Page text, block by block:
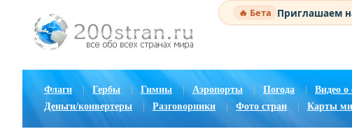
🔥 Бета Приглашаем
Флаги Гербы Гимны | Аэропорты Погода | Видео о
Деньги/конвертеры
Разговорники Фото стран Карты